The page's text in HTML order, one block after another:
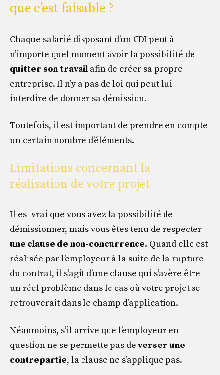
que c’est faisable ?
Chaque salarié disposant d’un CDI peut à
n’importe quel moment avoir la possibilité de
quitter son travail afin de créer sa propre
entreprise. Il n’y a pas de loi qui peut lui
interdire de donner sa démission.
Toutefois, il est important de prendre en compte
un certain nombre d’éléments.
Limitations concernant la
réalisation de votre projet
Il est vrai que vous avez la possibilité de
démissionner, mais vous êtes tenu de respecter
une clause de non-concurrence. Quand elle est
réalisée par l’employeur à la suite de la rupture
du contrat, il s’agit d’une clause qui s’avère être
un réel problème dans le cas où votre projet se
retrouverait dans le champ d’application.
Néanmoins, s’il arrive que l’employeur en
question ne se permette pas deverser une
contrepartie, la clause ne s’applique pas.